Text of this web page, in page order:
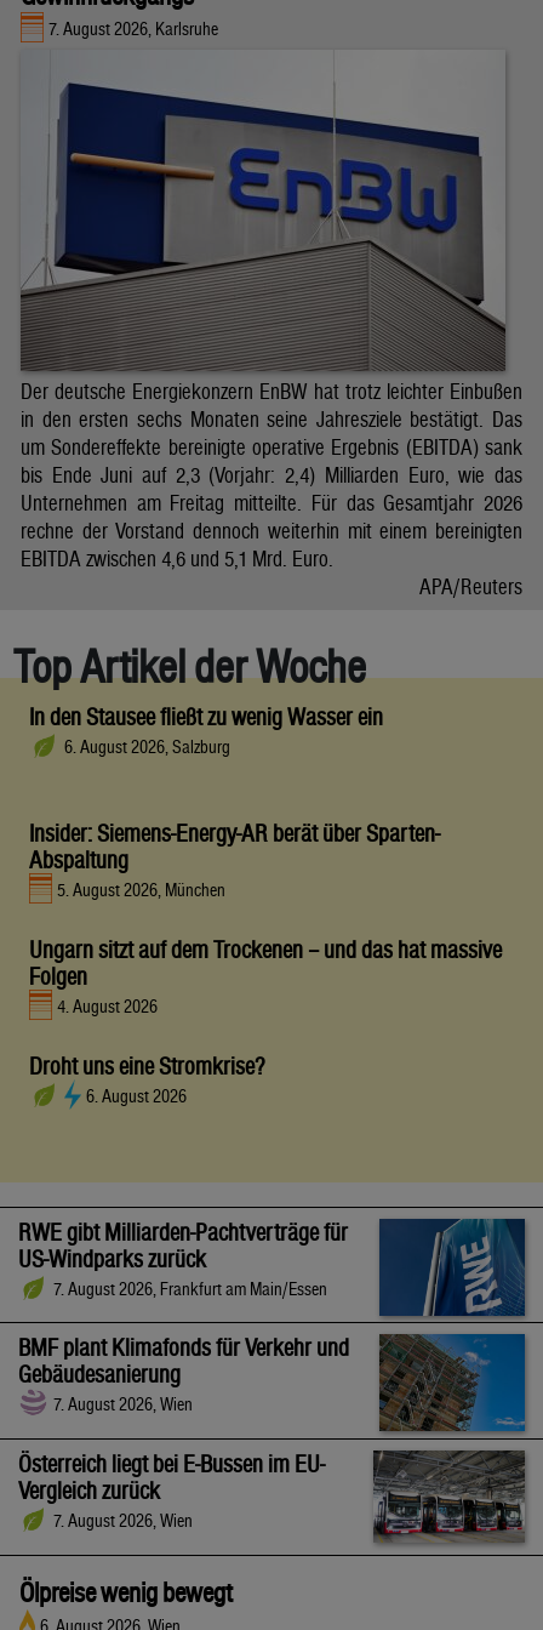
7. August 2026, Karlsruhe
Der deutsche Energiekonzern EnBW hat trotz leichter Einbußen
in den ersten sechs Monaten seine Jahresziele bestätigt. Das
um Sondereffekte bereinigte operative Ergebnis (EBITDA) sank
bis Ende Juni auf 2,3 (Vorjahr: 2,4) Milliarden Euro, wie das
Unternehmen am Freitag mitteilte. Für das Gesamtjahr 2026
rechne der Vorstand dennoch weiterhin mit einem bereinigten
EBITDA zwischen 4,6 und 5,1 Mrd. Euro.
APA/Reuters
Top Artikel der Woche
In den Stausee fließt zu wenig Wasser ein
6. August 2026, Salzburg
Insider: Siemens-Energy-AR berät über Sparten-
Abspaltung
5. August 2026, München
Ungarn sitzt auf dem Trockenen – und das hat massive
Folgen
4. August 2026
Droht uns eine Stromkrise?
6. August 2026
RWE gibt Milliarden-Pachtverträge für
US-Windparks zurück
7. August 2026, Frankfurt am Main/Essen
BMF plant Klimafonds für Verkehr und
Gebäudesanierung
7. August 2026, Wien
Österreich liegt bei E-Bussen im EU-
Vergleich zurück
7. August 2026, Wien
Ölpreise wenig bewegt